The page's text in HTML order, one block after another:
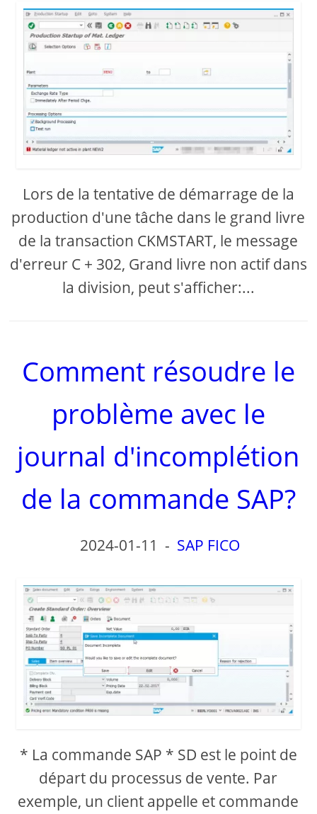
Lors de la tentative de démarrage de la
production d'une tâche dans le grand livre
de la transaction CKMSTART, le message
d'erreur C + 302, Grand livre non actif dans
la division, peut s'afficher:...
Comment résoudre le
problème avec le
journal d'incomplétion
de la commande SAP?
2024-01-11 - SAP FICO
* La commande SAP * SD est le point de
départ du processus de vente. Par
exemple, un client appelle et commande